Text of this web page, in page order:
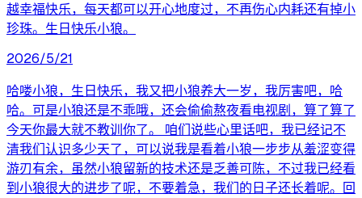
越幸福快乐，每天都可以开心地度过，不再伤心内耗还有掉小
珍珠。生日快乐小狼。
2026/5/21
哈喽小狼，生日快乐，我又把小狼养大一岁，我厉害吧，哈
哈。可是小狼还是不乖哦，还会偷偷熬夜看电视剧，算了算了
今天你最大就不教训你了。 咱们说些心里话吧，我已经记不
清我们认识多少天了，可以说我是看着小狼一步步从羞涩变得
游刃有余，虽然小狼留新的技术还是乏善可陈，不过我已经看
到小狼很大的进步了呢，不要着急，我们的日子还长着呢。回